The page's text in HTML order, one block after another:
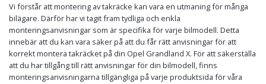
Vi förstår att montering av takräcke kan vara en utmaning för många
bilägare. Därför har vi tagit fram tydliga och enkla
monteringsanvisningar som är specifika för varje bilmodell. Detta
innebär att du kan vara säker på att du får rätt anvisningar för att
korrekt montera takräcket på din Opel Grandland X. För att säkerställa
att du har tillgång till rätt anvisningar för din bilmodell, finns
monteringsanvisningarna tillgängliga på varje produktsida för våra